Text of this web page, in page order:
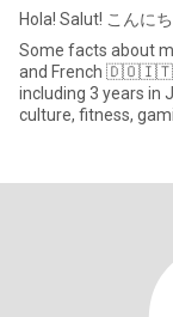
Hola! Salut! こんに
Some facts about
and French
including 3 years in
culture, fitness,